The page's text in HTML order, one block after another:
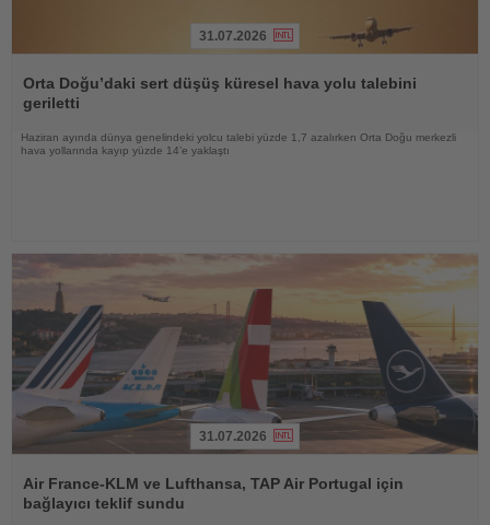
Oku
31.07.2026
Orta Doğu’daki sert düşüş küresel hava yolu talebini
geriletti
Haziran ayında dünya genelindeki yolcu talebi yüzde 1,7 azalırken Orta Doğu merkezli
hava yollarında kayıp yüzde 14’e yaklaştı
Oku
31.07.2026
Air France-KLM ve Lufthansa, TAP Air Portugal için
bağlayıcı teklif sundu